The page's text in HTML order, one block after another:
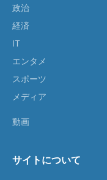
政治
経済
IT
エンタメ
スポーツ
メディア
動画
サイトについて